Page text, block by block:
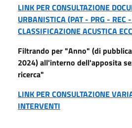
LINK PER CONSULTAZIONE
URBANISTICA (PAT - PRG - REC
CLASSIFICAZIONE ACUSTICA
Filtrando per "Anno" (di
2024) all'interno dell'apposita
ricerca"
LINK PER CONSULTAZIONE
INTERVENTI